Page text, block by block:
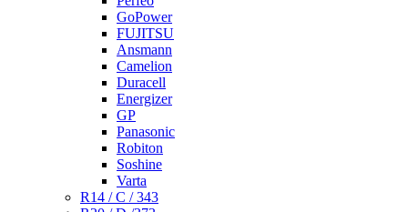
GoPower
FUJITSU
Ansmann
Camelion
Duracell
Energizer
GP
Panasonic
Robiton
Soshine
Varta
R14 / C / 343